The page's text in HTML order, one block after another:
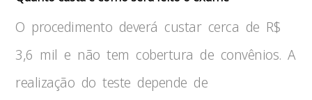
O procedimento deverá custar cerca de R$
3,6 mil e não tem cobertura de convênios. A
realização do teste depende de